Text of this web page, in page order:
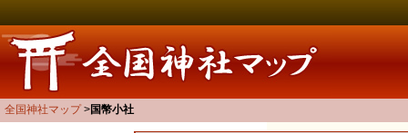
全国神社マップ 国幣小社